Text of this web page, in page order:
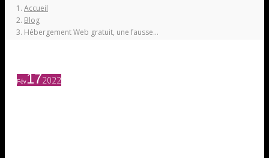
Accueil
Blog
Hébergement Web gratuit, une fausse…
Fév172022